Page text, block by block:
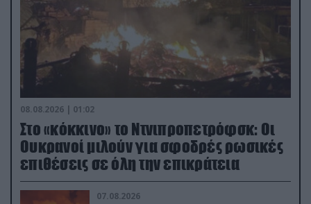
08.08.2026 | 01:02
Στο «κόκκινο» το Ντνιπροπετρόφσκ: Οι
Ουκρανοί μιλούν για σφοδρές ρωσικές
επιθέσεις σε όλη την επικράτεια
07.08.2026